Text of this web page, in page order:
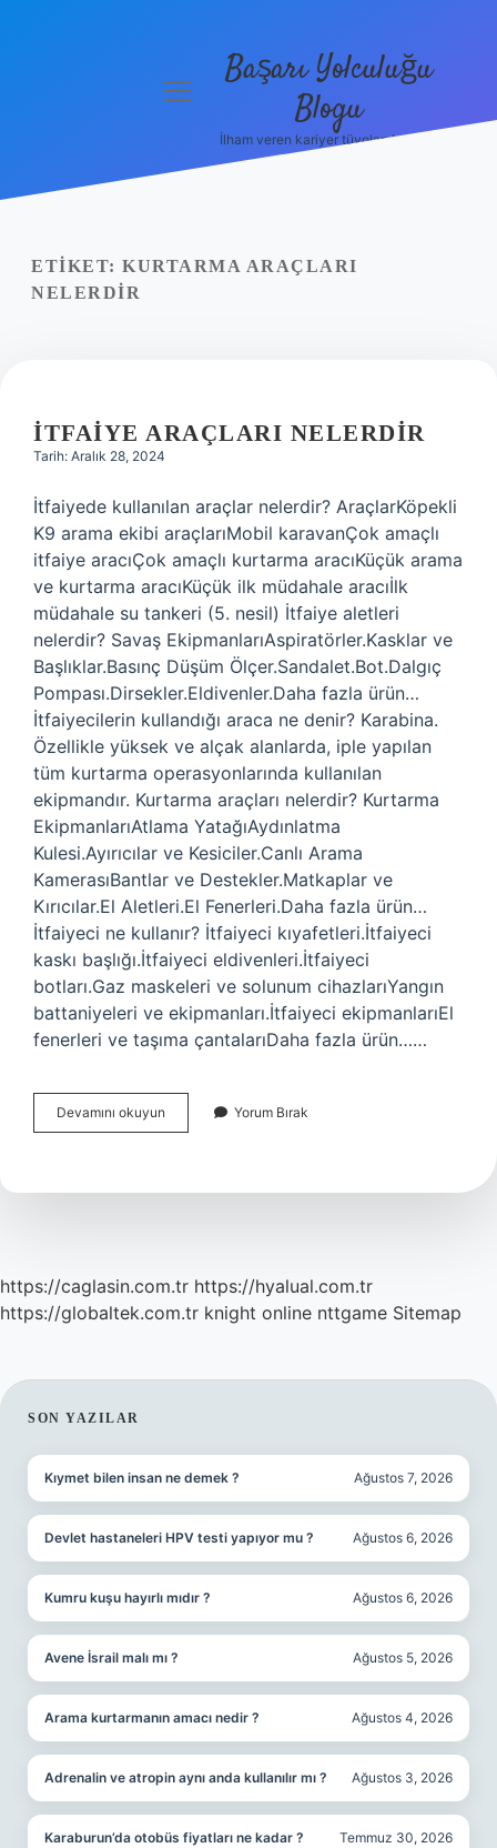
Yasal Uyarı
menüyüBaşarı Yolculuğu
Blogu
İlham veren kariyer tüyoları burada!
ETIKET: KURTARMA ARAÇLARI
NELERDIR
İTFAIYE ARAÇLARI NELERDIR
Tarih: Aralık 28, 2024
İtfaiyede kullanılan araçlar nelerdir? AraçlarKöpekli
K9 arama ekibi araçlarıMobil karavanÇok amaçlı
itfaiye aracıÇok amaçlı kurtarma aracıKüçük arama
ve kurtarma aracıKüçük ilk müdahale aracıİlk
müdahale su tankeri (5. nesil) İtfaiye aletleri
nelerdir? Savaş EkipmanlarıAspiratörler.Kasklar ve
Başlıklar.Basınç Düşüm Ölçer.Sandalet.Bot.Dalgıç
Pompası.Dirsekler.Eldivenler.Daha fazla ürün…
İtfaiyecilerin kullandığı araca ne denir? Karabina.
Özellikle yüksek ve alçak alanlarda, iple yapılan
tüm kurtarma operasyonlarında kullanılan
ekipmandır. Kurtarma araçları nelerdir? Kurtarma
EkipmanlarıAtlama YatağıAydınlatma
Kulesi.Ayırıcılar ve Kesiciler.Canlı Arama
KamerasıBantlar ve Destekler.Matkaplar ve
Kırıcılar.El Aletleri.El Fenerleri.Daha fazla ürün…
İtfaiyeci ne kullanır? İtfaiyeci kıyafetleri.İtfaiyeci
kaskı başlığı.İtfaiyeci eldivenleri.İtfaiyeci
botları.Gaz maskeleri ve solunum cihazlarıYangın
battaniyeleri ve ekipmanları.İtfaiyeci ekipmanlarıEl
fenerleri ve taşıma çantalarıDaha fazla ürün……
Devamını okuyun
Araçları
Yorum Bırak
https://caglasin.com.tr https://hyalual.com.tr
https://globaltek.com.tr knight online nttgame Sitemap
SIDEBAR
SON YAZILAR
Kıymet bilen insan ne demek ? Ağustos 7, 2026
Devlet hastaneleri HPV testi yapıyor mu ? Ağustos 6, 2026
Kumru kuşu hayırlı mıdır ? Ağustos 6, 2026
Avene İsrail malı mı ? Ağustos 5, 2026
Arama kurtarmanın amacı nedir ? Ağustos 4, 2026
Adrenalin ve atropin aynı anda kullanılır mı ? Ağustos 3, 2026
Karaburun’da otobüs fiyatları ne kadar ? Temmuz 30, 2026